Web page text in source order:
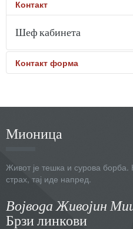
Контакт
Шеф кабинета
Контакт форма
Мионица
Живот је тешка и сурова
страх, тај иде напред.
Војвода Живојин
Брзи линкови